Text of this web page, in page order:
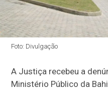
Foto: Divulgação
A Justiça recebeu a
Ministério Público da